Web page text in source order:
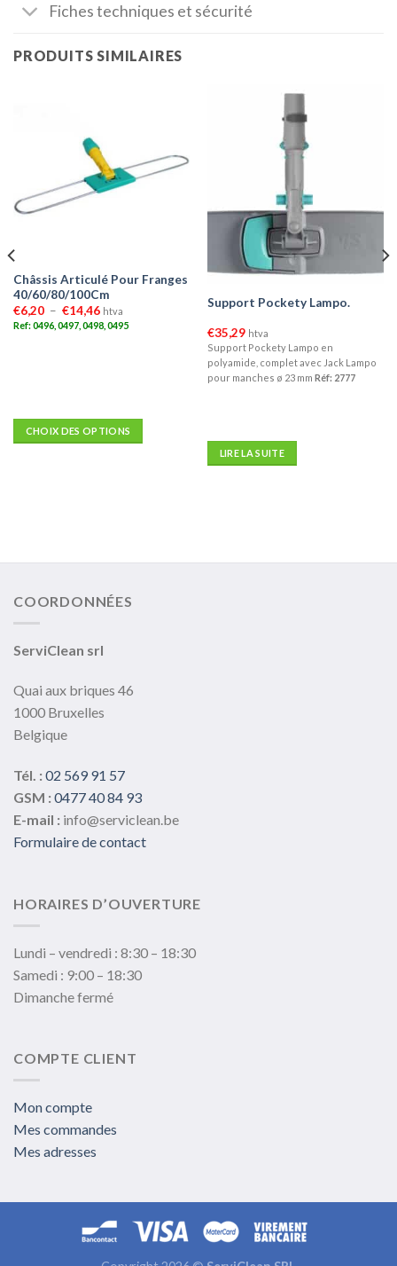
Fiches techniques et sécurité
PRODUITS SIMILAIRES
Châssis Articulé Pour Franges
40/60/80/100Cm
€6,20 – €14,46Plage
de
prix :
htva
Ref: 0496, 0497, 0498, 0495
CHOIX DES OPTIONS
options
être
choisies
la
du
produit
Rupture de stock
Support Pockety Lampo.
€35,29 htva
Support Pockety Lampo en
polyamide, complet avec Jack Lampo
pour manches ø 23 mm Réf: 2777
LIRE LA SUITE
COORDONNÉES
ServiClean srl
Quai aux briques 46
1000 Bruxelles
Belgique
Tél. : 02 569 91 57
GSM : 0477 40 84 93
E-mail : info@serviclean.be
Formulaire de contact
HORAIRES D’OUVERTURE
Lundi – vendredi : 8:30 – 18:30
Samedi : 9:00 – 18:30
Dimanche fermé
COMPTE CLIENT
Mon compte
Mes commandes
Mes adresses